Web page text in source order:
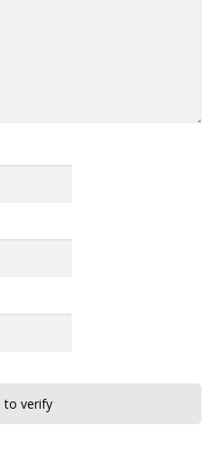
to verify